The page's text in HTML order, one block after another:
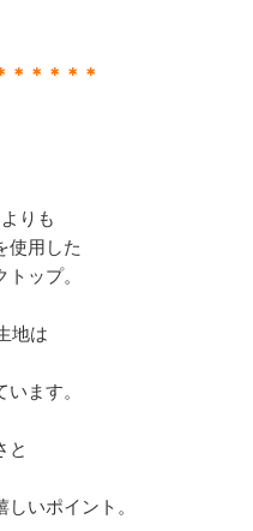
＊＊＊＊＊
りも
使用した
ップ。
地は
ます。
と
いポイント。